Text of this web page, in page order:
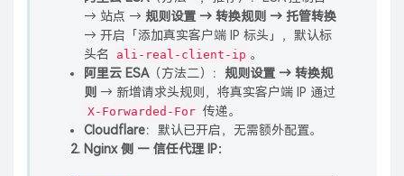
→ 站点 → 规则设置 → 转换规则 → 托管转换
→ 开启「添加真实客户端 IP 标头」，默认标
头名
ali-real-client-ip 。
阿里云 ESA（方法二）： 规则设置 → 转换规
则 → 新增请求头规则，将真实客户端 IP 通过
X-Forwarded-For 传递。
Cloudflare：默认已开启，无需额外配置。
2. Nginx 侧 — 信任代理 IP：